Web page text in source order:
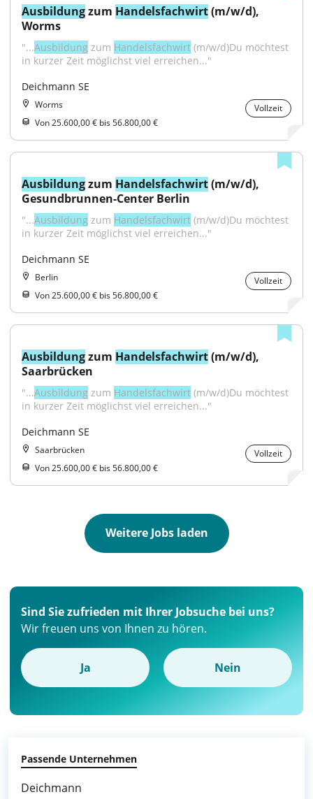
Ausbildung zum Handelsfachwirt (m/w/d),
Worms
"...Ausbildung zum Handelsfachwirt (m/w/d)Du möchtest
in kurzer Zeit möglichst viel erreichen..."
Deichmann SE
Worms
Vollzeit
Von 25.600,00 € bis 56.800,00 €
Ausbildung zum Handelsfachwirt (m/w/d),
Gesundbrunnen-Center Berlin
"...Ausbildung zum Handelsfachwirt (m/w/d)Du möchtest
in kurzer Zeit möglichst viel erreichen..."
Deichmann SE
Berlin
Vollzeit
Von 25.600,00 € bis 56.800,00 €
Ausbildung zum Handelsfachwirt (m/w/d),
Saarbrücken
"...Ausbildung zum Handelsfachwirt (m/w/d)Du möchtest
in kurzer Zeit möglichst viel erreichen..."
Deichmann SE
Saarbrücken
Vollzeit
Von 25.600,00 € bis 56.800,00 €
Weitere Jobs laden
Sind Sie zufrieden mit Ihrer Jobsuche bei uns?
Wir freuen uns von Ihnen zu hören.
Ja Nein
Passende Unternehmen
Deichmann